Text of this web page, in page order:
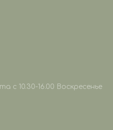
с 10.30-16.00 Воскресенье